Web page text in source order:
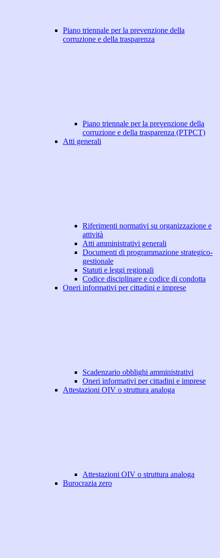
Piano triennale per la prevenzione della
corruzione e della trasparenza
Piano triennale per la prevenzione della
corruzione e della trasparenza (PTPCT)
Atti generali
Riferimenti normativi su organizzazione e
attività
Atti amministrativi generali
Documenti di programmazione strategico-
gestionale
Statuti e leggi regionali
Codice disciplinare e codice di condotta
Oneri informativi per cittadini e imprese
Scadenzario obblighi amministrativi
Oneri informativi per cittadini e imprese
Attestazioni OIV o struttura analoga
Attestazioni OIV o struttura analoga
Burocrazia zero